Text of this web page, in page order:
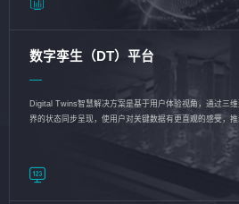
数字孪生（DT）平台
Digital Twins智慧解决方案是基于用户体验视角，通过三
界的状态同步呈现，使用户对关键数据有更直观的感受，